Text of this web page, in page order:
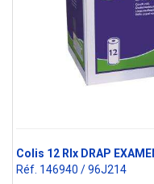
Colis 12 Rlx DRAP
Réf. 146940 / 96J214